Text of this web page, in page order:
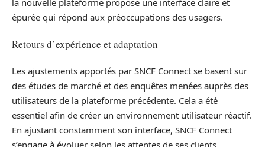
épurée qui répond aux préoccupations des usagers.
Retours d’expérience et adaptation
Les ajustements apportés par SNCF Connect se basent sur
des études de marché et des enquêtes menées auprès des
utilisateurs de la plateforme précédente. Cela a été
essentiel afin de créer un environnement utilisateur réactif.
En ajustant constamment son interface, SNCF Connect
s’engage à évoluer selon les attentes de ses clients.